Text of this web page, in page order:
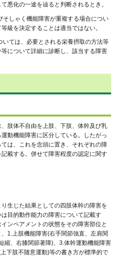
悪化の一途を辿ると判断されるとき。
しゃく機能障害が重複する場合につい
級を決定することは適当ではない。
ては、必要とされる栄養摂取の方法等
について詳細に診断し、該当する障害
肢体不自由を上肢、下肢、体幹及び乳
動機能障害に区分している。したがっ
は、これを念頭に置き、それぞれの障
載する。併せて障害程度の認定に関す
生じた結果としての四肢体幹の障害を
目的動作能力の障害について記載す
ンペアメントの状態をその障害部位と
1.上肢機能障害(右手関節強直、左肩関
縮、右膝関節著障)、3.体幹運動機能障害
下肢不随意運動)等の書き方が標準的で